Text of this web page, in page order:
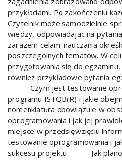
przykładami. Po zakończeniu
Czytelnik może samodzielnie
wiedzy, odpowiadając na
zarazem celami nauczania
poszczególnych tematów. W
przygotowania się do
również przykładowe pytania
– Czym jest testowanie
programu ISTQB(R) i jakie
nomenklatura obowiązuje w
oprogramowania i jak jej
miejsce w przedsięwzięciu
testowanie oprogramowania i
sukcesu projektu – Jak